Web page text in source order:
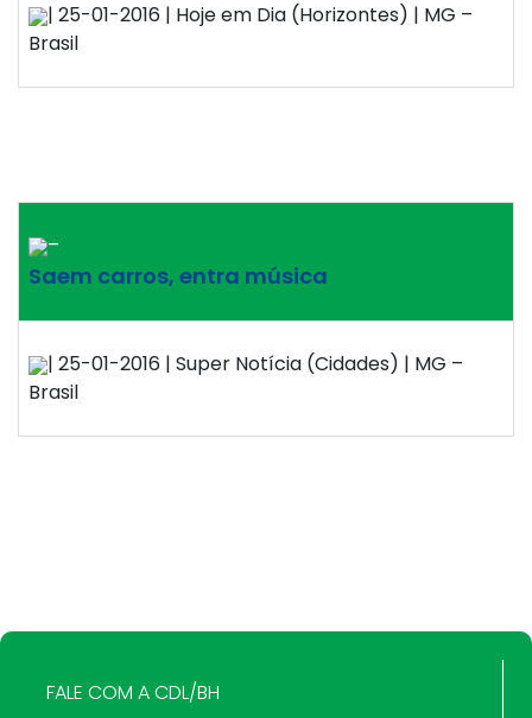
| 25-01-2016 | Hoje em Dia (Horizontes) | MG –
Brasil
–
Saem carros, entra música
| 25-01-2016 | Super Notícia (Cidades) | MG –
Brasil
FALE COM A CDL/BH